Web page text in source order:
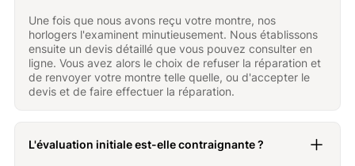
Une fois que nous avons reçu votre montre, nos
horlogers l'examinent minutieusement. Nous établissons
ensuite un devis détaillé que vous pouvez consulter en
ligne. Vous avez alors le choix de refuser la réparation et
de renvoyer votre montre telle quelle, ou d'accepter le
devis et de faire effectuer la réparation.
L'évaluation initiale est-elle contraignante ?